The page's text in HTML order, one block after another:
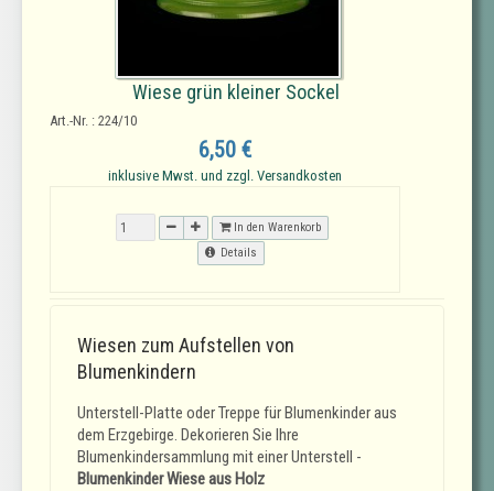
Wiese grün kleiner Sockel
Art.-Nr. : 224/10
6,50 €
inklusive Mwst. und zzgl. Versandkosten
In den Warenkorb
Details
Wiesen zum Aufstellen von
Blumenkindern
Unterstell-Platte oder Treppe für Blumenkinder aus
dem Erzgebirge. Dekorieren Sie Ihre
Blumenkindersammlung mit einer Unterstell -
Blumenkinder Wiese aus Holz